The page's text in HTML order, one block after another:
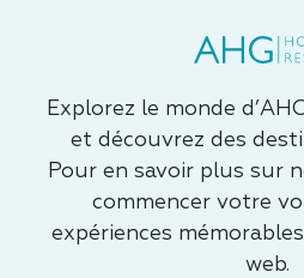
Explorez le monde
et découvrez des
Pour en savoir plus sur
commencer votre
expériences
web.